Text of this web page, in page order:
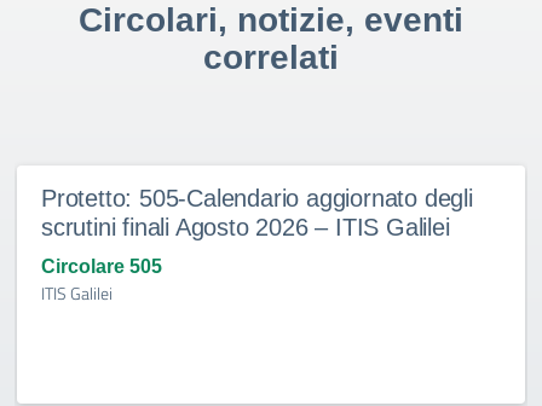
Circolari, notizie, eventi
correlati
Protetto: 505-Calendario aggiornato degli
scrutini finali Agosto 2026 – ITIS Galilei
Circolare 505
ITIS Galilei